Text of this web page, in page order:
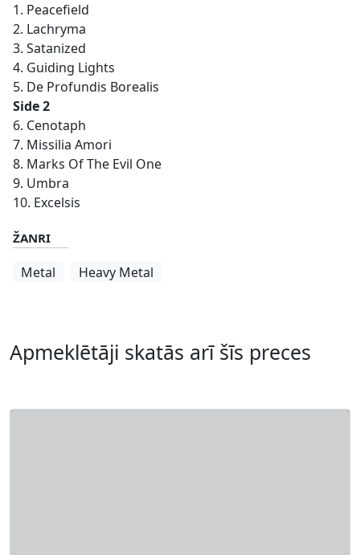
1. Peacefield
2. Lachryma
3. Satanized
4. Guiding Lights
5. De Profundis Borealis
Side 2
6. Cenotaph
7. Missilia Amori
8. Marks Of The Evil One
9. Umbra
10. Excelsis
ŽANRI
Metal Heavy Metal
Apmeklētāji skatās arī šīs preces